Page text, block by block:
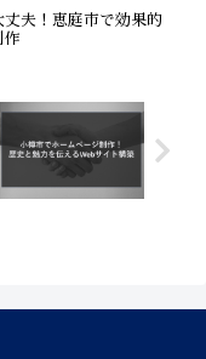
費を削減しつつ、高品
を提供します。広告費
丈夫！恵庭市で効果的
作